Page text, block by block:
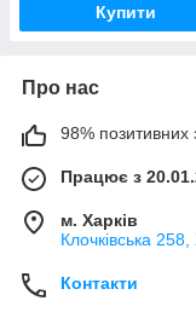
Купити
Про нас
98% позитивних
Працює з
м. Харків
Клочкiвська 258,
Контакти